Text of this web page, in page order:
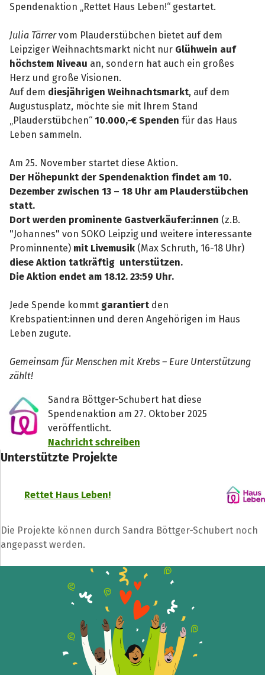
Spendenaktion „Rettet Haus Leben!“ gestartet.
Julia Tärrervom Plauderstübchen bietet auf dem
Leipziger Weihnachtsmarkt nicht nur Glühwein auf
höchstem Niveau an, sondern hat auch ein großes
Herz und große Visionen.
Auf dem diesjährigen Weihnachtsmarkt, auf dem
Augustusplatz, möchte sie mit Ihrem Stand
„Plauderstübchen“10.000,-€ Spenden für das Haus
Leben sammeln.
Am 25. November startet diese Aktion.
Der Höhepunkt der Spendenaktion findet am 10.
Dezember zwischen 13 – 18 Uhr am Plauderstübchen
statt.
Dort werden prominente Gastverkäufer:innen (z.B.
"Johannes" von SOKO Leipzig und weitere interessante
Prominnente) mit Livemusik (Max Schruth, 16-18 Uhr)
diese Aktion tatkräftig unterstützen.
Die Aktion endet am 18.12. 23:59 Uhr.
Jede Spende kommt garantiert den
Krebspatient:innen und deren Angehörigen im Haus
Leben zugute.
Gemeinsam für Menschen mit Krebs – Eure Unterstützung
zählt!
Sandra Böttger-Schubert hat diese
Spendenaktion am 27. Oktober 2025
veröffentlicht.
Nachricht schreiben
Unterstützte Projekte
Rettet Haus Leben!
Die Projekte können durch Sandra Böttger-Schubert noch
angepasst werden.